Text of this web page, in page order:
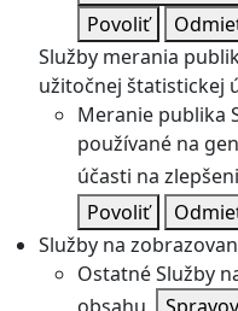
Povoliť
Služby merania
užitočnej štatistickej
Meranie publika
používané na
účasti na
Povoliť
Služby na
OstatnéSlužby